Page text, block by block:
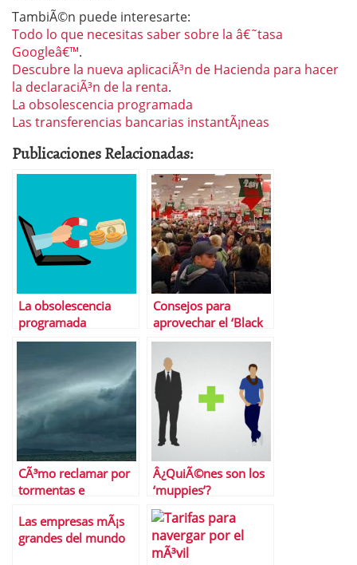
TambiÃ©n puede interesarte:
Todo lo que necesitas saber sobre la â€˜tasa
Googleâ€™.
Descubre la nueva aplicaciÃ³n de Hacienda para hacer
la declaraciÃ³n de la renta.
La obsolescencia programada
Las transferencias bancarias instantÃ¡neas
Publicaciones Relacionadas:
La obsolescencia
programada
Consejos para
aprovechar el ‘Black
Friday’
CÃ³mo reclamar por
tormentas e
Â¿QuiÃ©nes son los
‘muppies’?
Las empresas mÃ¡s
grandes del mundo